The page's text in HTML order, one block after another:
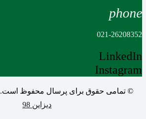
phone
021-26208352
LinkedIn
Instagram
© تمامی حقوق برای پرسال محفوظ است.
دیزاین 98